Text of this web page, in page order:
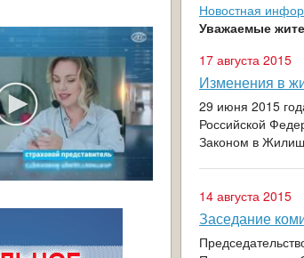
Новостная
Уважаемые
17 августа 2015
Изменения в
29 июня 2015
Российской
Законом в
14 августа 2015
Заседание